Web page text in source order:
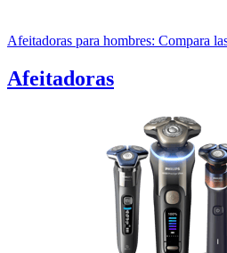
Afeitadoras para hombres: Compara
Afeitadoras